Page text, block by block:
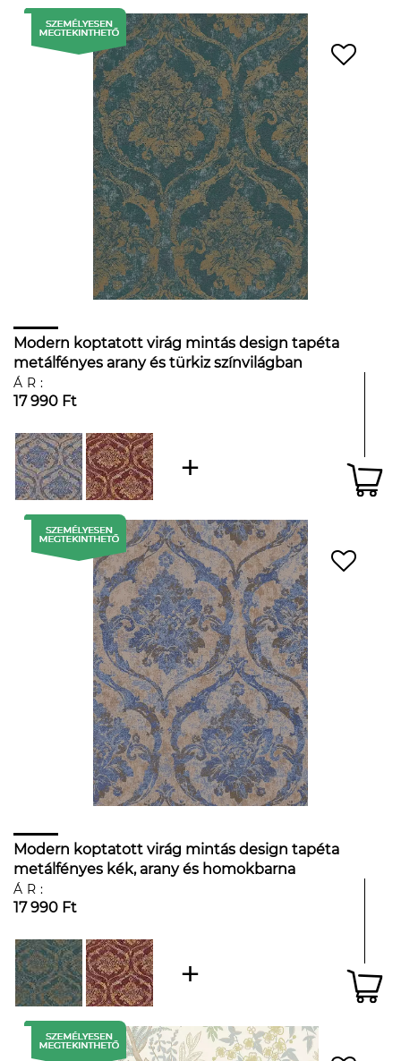
Modern koptatott virág mintás design tapéta
metálfényes arany és türkiz színvilágban
ÁR:
17 990 Ft
Modern koptatott virág mintás design tapéta
metálfényes kék, arany és homokbarna
színvilágban
ÁR:
17 990 Ft